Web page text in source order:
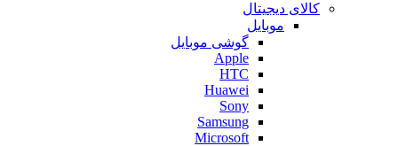
کالای دیجیتال
موبایل
گوشی موبایل
Apple
HTC
Huawei
Sony
Samsung
Microsoft